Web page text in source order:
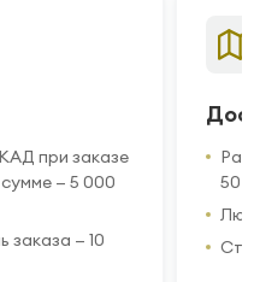
при заказе
— 5 000
заказа — 10
50